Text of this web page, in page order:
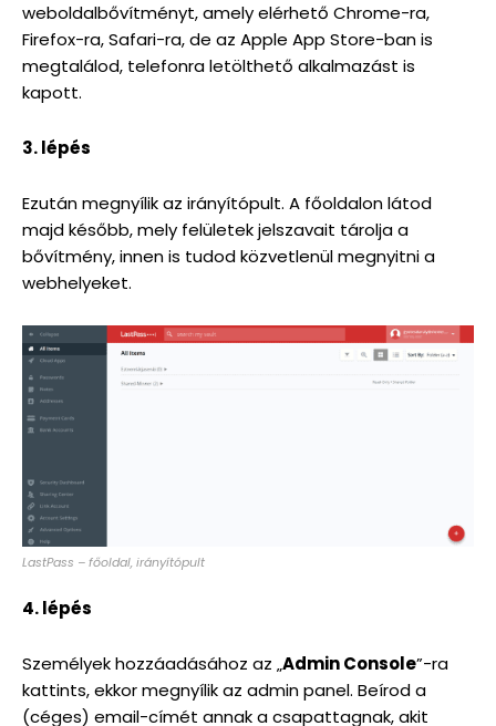
weboldalbővítményt, amely elérhető Chrome-ra,
Firefox-ra, Safari-ra, de az Apple App Store-ban is
megtalálod, telefonra letölthető alkalmazást is
kapott.
3. lépés
Ezután megnyílik az irányítópult. A főoldalon látod
majd később, mely felületek jelszavait tárolja a
bővítmény, innen is tudod közvetlenül megnyitni a
webhelyeket.
LastPass – főoldal, irányítópult
4. lépés
Személyek hozzáadásához az „Admin Console”-ra
kattints, ekkor megnyílik az admin panel. Beírod a
(céges) email-címét annak a csapattagnak, akit